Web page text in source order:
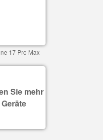
17 Pro Max
Sie mehr
Geräte